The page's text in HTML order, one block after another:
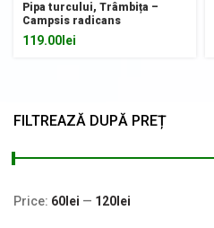
Pipa turcului, Trâmbița –
Campsis radicans
119.00 lei
FILTREAZĂ DUPĂ PREȚ
Price: 60lei — 120lei